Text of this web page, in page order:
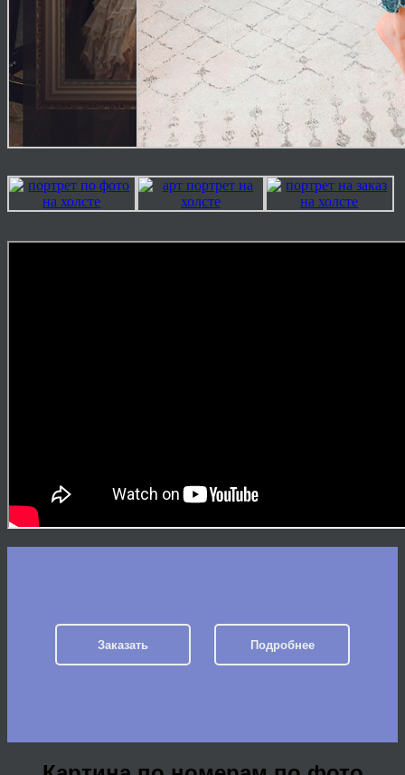
Заказать Подробнее